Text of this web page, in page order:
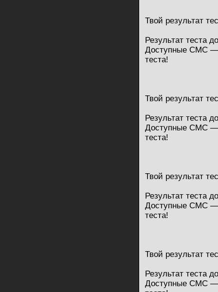
Твой результат
Результат теста
Доступные СМС —
теста!
Твой результат
Результат теста
Доступные СМС —
теста!
Твой результат
Результат теста
Доступные СМС —
теста!
Твой результат
Результат теста
Доступные СМС —